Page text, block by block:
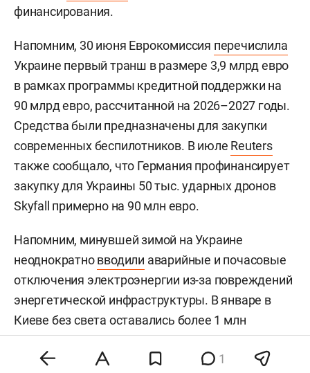
финансирования.
Напомним, 30 июня Еврокомиссия перечислила
Украине первый транш в размере 3,9 млрд евро
в рамках программы кредитной поддержки на
90 млрд евро, рассчитанной на 2026–2027 годы.
Средства были предназначены для закупки
современных беспилотников. В июле Reuters
также сообщало, что Германия профинансирует
закупку для Украины 50 тыс. ударных дронов
Skyfall примерно на 90 млн евро.
Напомним, минувшей зимой на Украине
неоднократновводили аварийные и почасовые
отключения электроэнергии из-за повреждений
энергетической инфраструктуры. В январе в
Киеве без света оставались более 1 млн
человек, тысячи многоквартирных домов — без
отопления. В «Укрэнерго» позднее отмечали, что
1